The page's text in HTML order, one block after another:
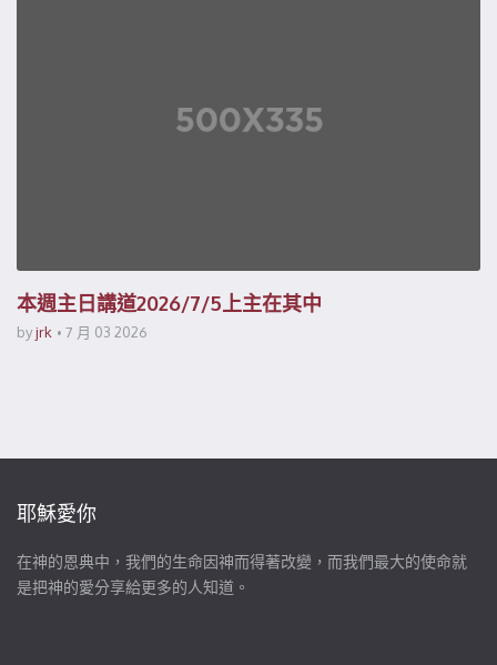
本週主日講道2026/7/5上主在其中
byjrk 7 月 03 2026
耶穌愛你
在神的恩典中，我們的生命因神而得著改變，而我們最大的使命就
是把神的愛分享給更多的人知道。